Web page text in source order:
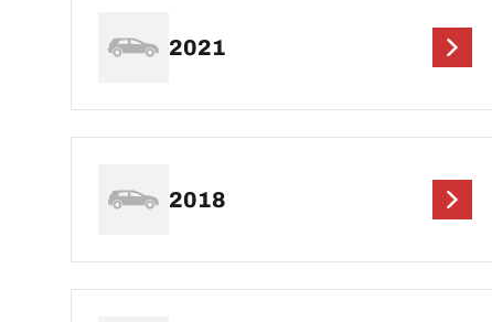
2021
2018